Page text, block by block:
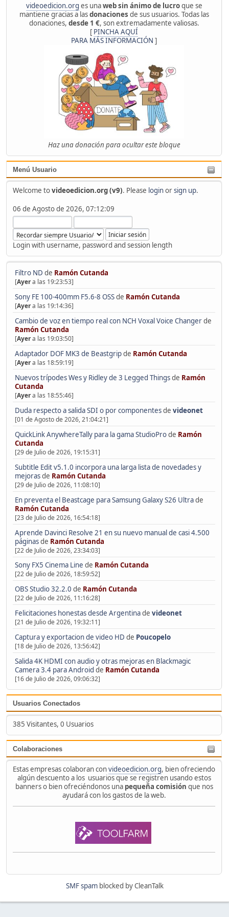
videoedicion.org es unaweb sin ánimo de lucroque se
mantiene gracias a lasdonaciones de sus usuarios. Todas las
donaciones, desde 1 €, son extremadamente valiosas.
[ PINCHA AQUÍ
PARA MÁS INFORMACIÓN ]
Haz una donación para ocultar este bloque
Menú Usuario
Welcome tovideoedicion.org (v9). Please loginorsign up.
06 de Agosto de 2026, 07:12:09
Login with username, password and session length
Filtro ND de Ramón Cutanda
[Ayera las 19:23:53]
Sony FE 100-400mm F5.6-8 OSSde Ramón Cutanda
[Ayera las 19:14:36]
Cambio de voz en tiempo real con NCH Voxal Voice Changerde
Ramón Cutanda
[Ayera las 19:03:50]
Adaptador DOF MK3 de Beastgripde Ramón Cutanda
[Ayera las 18:59:19]
Nuevos trípodes Wes y Ridley de 3 Legged Thingsde Ramón
Cutanda
[Ayera las 18:55:46]
Duda respecto a salida SDI o por componentesde videonet
[01 de Agosto de 2026, 21:04:21]
QuickLink AnywhereTally para la gama StudioProde Ramón
Cutanda
[29 de Julio de 2026, 19:15:31]
Subtitle Edit v5.1.0 incorpora una larga lista de novedades y
mejorasde Ramón Cutanda
[29 de Julio de 2026, 11:08:10]
En preventa el Beastcage para Samsung Galaxy S26 Ultrade
Ramón Cutanda
[23 de Julio de 2026, 16:54:18]
Aprende Davinci Resolve 21 en su nuevo manual de casi 4.500
páginasde Ramón Cutanda
[22 de Julio de 2026, 23:34:03]
Sony FX5 Cinema Line de Ramón Cutanda
[22 de Julio de 2026, 18:59:52]
OBS Studio 32.2.0 de Ramón Cutanda
[22 de Julio de 2026, 11:16:28]
Felicitaciones honestas desde Argentinade videonet
[21 de Julio de 2026, 19:32:11]
Captura y exportacion de video HD de Poucopelo
[18 de Julio de 2026, 13:56:42]
Salida 4K HDMI con audio y otras mejoras en Blackmagic
Camera 3.4 para Android de Ramón Cutanda
[16 de Julio de 2026, 09:06:32]
Usuarios Conectados
385 Visitantes, 0 Usuarios
Colaboraciones
Estas empresas colaboran convideoedicion.org, bien ofreciendo
algún descuento a los usuarios que se registren usando estos
banners o bien ofreciéndonos una pequeña comisión que nos
ayudará con los gastos de la web.
SMF spamblocked by CleanTalk